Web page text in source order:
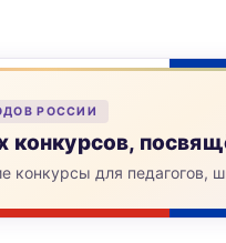
РОССИИ
конкурсов,
конкурсы для педагогов,